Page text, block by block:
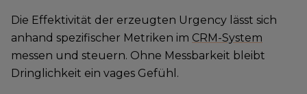
Die Effektivität der erzeugten Urgency lässt sich
anhand spezifischer Metriken im CRM-System
messen und steuern. Ohne Messbarkeit bleibt
Dringlichkeit ein vages Gefühl.